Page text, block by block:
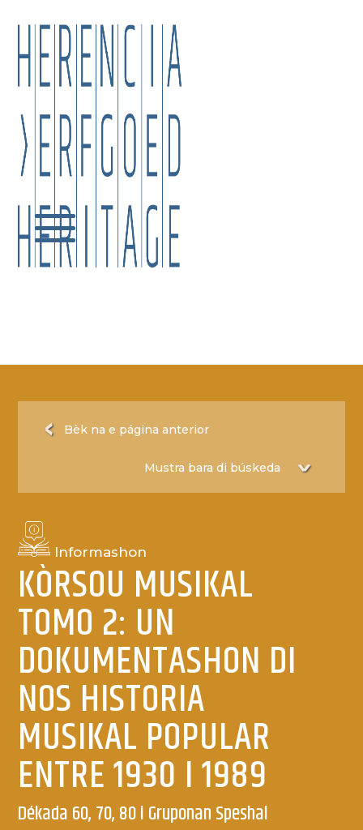
Bèk na e página anterior
Informashon
KÒRSOU MUSIKAL
TOMO 2: UN
DOKUMENTASHON DI
NOS HISTORIA
MUSIKAL POPULAR
ENTRE 1930 I 1989
Dékada 60, 70, 80 i Gruponan Speshal